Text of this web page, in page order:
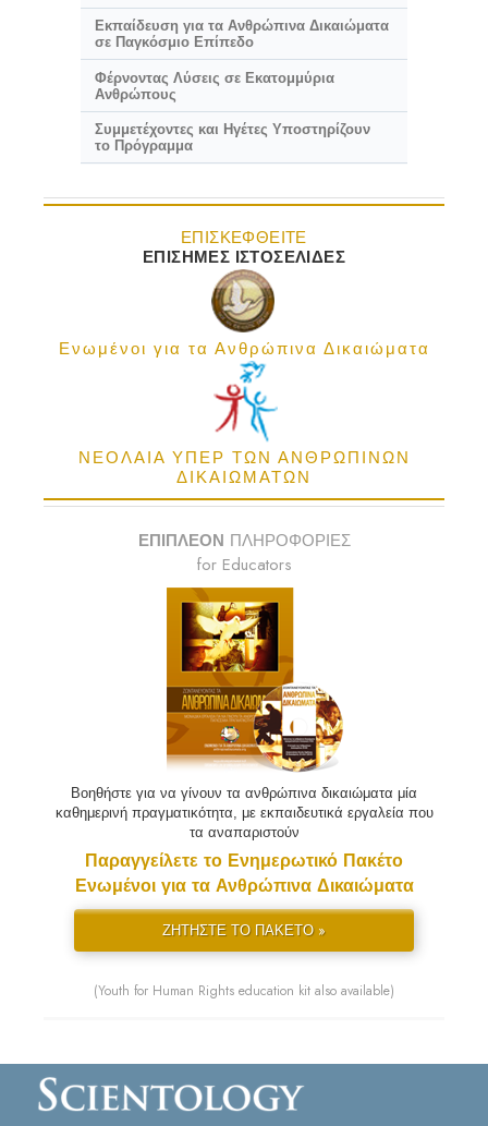
Εκπαίδευση για τα Ανθρώπινα Δικαιώματα
σε Παγκόσμιο Επίπεδο
Φέρνοντας Λύσεις σε Εκατομμύρια
Ανθρώπους
Συμμετέχοντες και Ηγέτες Υποστηρίζουν
το Πρόγραμμα
ΕΠΙΣΚΕΦΘΕΙΤΕ
ΕΠΙΣΗΜΕΣ ΙΣΤΟΣΕΛΙΔΕΣ
Ενωμένοι για τα Ανθρώπινα Δικαιώματα
ΝΕΟΛΑΙΑ ΥΠΕΡ ΤΩΝ ΑΝΘΡΩΠΙΝΩΝ
ΔΙΚΑΙΩΜΑΤΩΝ
ΕΠΙΠΛΕΟΝ ΠΛΗΡΟΦΟΡΙΕΣ
for Educators
Βοηθήστε για να γίνουν τα ανθρώπινα δικαιώματα μία
καθημερινή πραγματικότητα, με εκπαιδευτικά εργαλεία που
τα αναπαριστούν
Παραγγείλετε το Ενημερωτικό Πακέτο
Ενωμένοι για τα Ανθρώπινα Δικαιώματα
ΖΗΤΗΣΤΕ ΤΟ ΠΑΚΕΤΟ »
(Youth for Human Rights education kit also available)